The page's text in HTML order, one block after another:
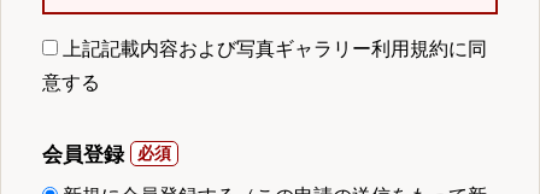
上記記載内容および写真ギャラリー利用規約に同
意する
会員登録